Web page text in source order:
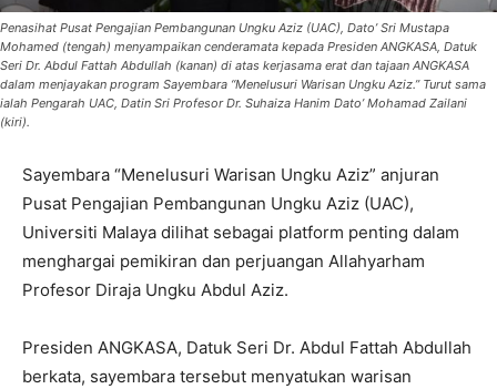
Penasihat Pusat Pengajian Pembangunan Ungku Aziz (UAC), Dato’ Sri Mustapa
Mohamed (tengah) menyampaikan cenderamata kepada Presiden ANGKASA, Datuk
Seri Dr. Abdul Fattah Abdullah (kanan) di atas kerjasama erat dan tajaan ANGKASA
dalam menjayakan program Sayembara “Menelusuri Warisan Ungku Aziz.” Turut sama
ialah Pengarah UAC, Datin Sri Profesor Dr. Suhaiza Hanim Dato’ Mohamad Zailani
(kiri).
Sayembara “Menelusuri Warisan Ungku Aziz” anjuran
Pusat Pengajian Pembangunan Ungku Aziz (UAC),
Universiti Malaya dilihat sebagai platform penting dalam
menghargai pemikiran dan perjuangan Allahyarham
Profesor Diraja Ungku Abdul Aziz.
Presiden ANGKASA, Datuk Seri Dr. Abdul Fattah Abdullah
berkata, sayembara tersebut menyatukan warisan